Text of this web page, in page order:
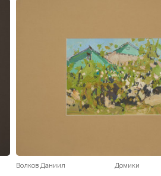
Волков Даниил Домики